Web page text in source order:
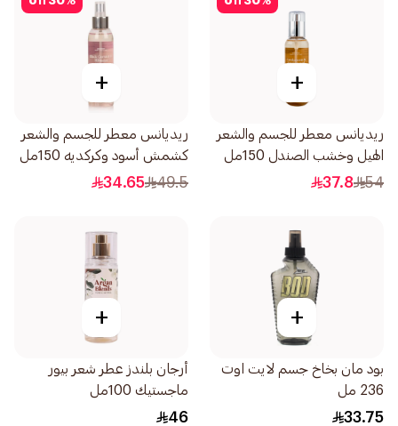
+
ريديانس معطر للجسم والشعر
الهيل وخشب الصندل 150مل
54
37.8
+
ريديانس معطر للجسم والشعر
كشمش أسود وكركديه 150مل
49.5
34.65
+
بود مان بخاخ جسم لايت اوت
236 مل
33.75
+
أرجان بلندز عطر شعر بيور
ماجستيك 100مل
46